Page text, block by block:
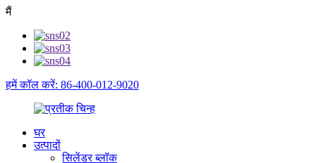
मैं
हमें कॉल करें: 86-400-012-9020
घर
उत्पादों
सिलेंडर ब्लॉक